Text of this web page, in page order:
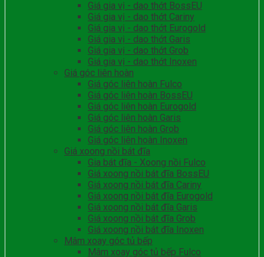
Giá gia vị - dao thớt BossEU
Giá gia vị - dao thớt Cariny
Giá gia vị - dao thớt Eurogold
Giá gia vị - dao thớt Garis
Giá gia vị - dao thớt Grob
Giá gia vị - dao thớt Inoxen
Giá góc liên hoàn
Giá góc liên hoàn Fulco
Giá góc liên hoàn BossEU
Giá góc liên hoàn Eurogold
Giá góc liên hoàn Garis
Giá góc liên hoàn Grob
Giá góc liên hoàn Inoxen
Giá xoong nồi bát đĩa
Gia bát đĩa - Xoong nồi Fulco
Giá xoong nồi bát đĩa BossEU
Giá xoong nồi bát đĩa Cariny
Giá xoong nồi bát đĩa Eurogold
Giá xoong nồi bát đĩa Garis
Giá xoong nồi bát đĩa Grob
Giá xoong nồi bát đĩa Inoxen
Mâm xoay góc tủ bếp
Mâm xoay góc tủ bếp Fulco